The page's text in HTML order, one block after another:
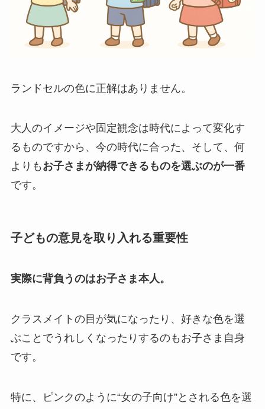
ランドセルの色に正解はありません。
大人のイメージや固定観念は時代によって変化す
るものですから、今の時代に合った、そして、何
よりも お子さまが納得できるものを選ぶのが一番
です。
子どもの意見を取り入れる重要性
実際に背負うのはお子さま本人。
クラスメイトの目が気になったり、好きな色を選
ぶことでうれしくなったりするのもお子さま自身
です。
特に、ピンクのように“女の子向け”とされる色を選